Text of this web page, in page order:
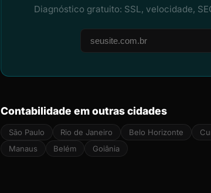
Diagnóstico gratuito: SSL, velocidade,
Contabilidade em outras cidades
São Paulo Rio de Janeiro Belo Horizonte
Manaus
Belém Goiânia